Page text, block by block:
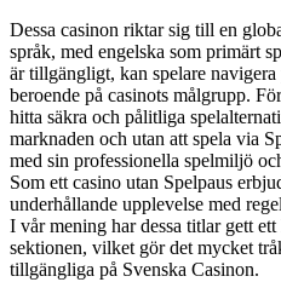
Dessa casinon riktar sig till en
språk, med engelska som primärt
är tillgängligt, kan spelare
beroende på casinots målgrupp.
hitta säkra och pålitliga
marknaden och utan att spela via
med sin professionella spelmiljö
Som ett casino utan Spelpaus
underhållande upplevelse med
I vår mening har dessa titlar gett
sektionen, vilket gör det mycket
tillgängliga på Svenska Casinon.